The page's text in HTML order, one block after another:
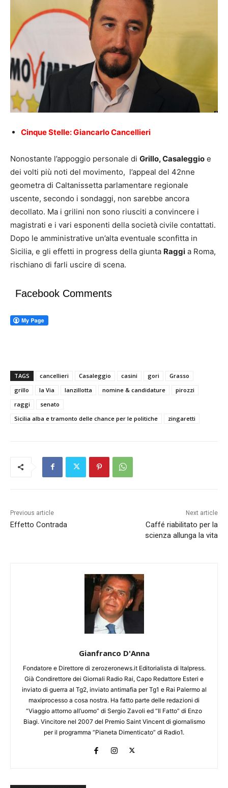
Cinque Stelle: Giancarlo Cancellieri
Nonostante l’appoggio personale di Grillo, Casaleggio e
dei volti più noti del movimento, l’appeal del 42nne
geometra di Caltanissetta parlamentare regionale
uscente, secondo i sondaggi, non sarebbe ancora
decollato. Ma i grilini non sono riusciti a convincere i
magistrati e i vari esponenti della società civile contattati.
Dopo le amministrative un’alta eventuale sconfitta in
Sicilia, e gli effetti in progress della giunta Raggi a Roma,
rischiano di farli uscire di scena.
Facebook Comments
TAGS cancellieri Casaleggio casini gori
Grasso
grillo
la Via lanzillotta nomine & candidature
pirozzi
raggi
senato
Sicilia alba e tramonto delle chance per le politiche
zingaretti
Previous article
Effetto Contrada
Next article
Caffé riabilitato per la
scienza allunga la vita
Gianfranco D'Anna
Fondatore e Direttore di zerozeronews.it Editorialista di Italpress.
Già Condirettore dei Giornali Radio Rai, Capo Redattore Esteri e
inviato di guerra al Tg2, inviato antimafia per Tg1 e Rai Palermo al
maxiprocesso a cosa nostra. Ha fatto parte delle redazioni di
“Viaggio attorno all’uomo” di Sergio Zavoli ed “Il Fatto” di Enzo
Biagi. Vincitore nel 2007 del Premio Saint Vincent di giornalismo
per il programma “Pianeta Dimenticato” di Radio1.